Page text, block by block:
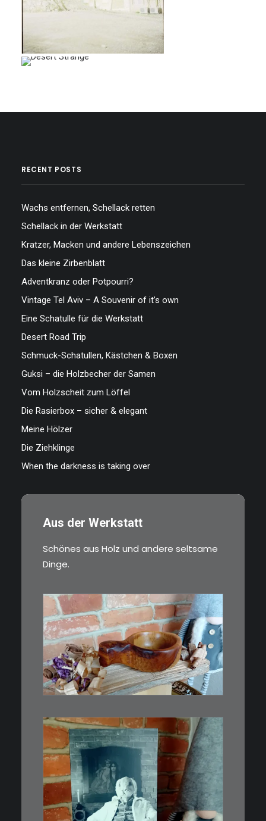
RECENT POSTS
Wachs entfernen, Schellack retten
Schellack in der Werkstatt
Kratzer, Macken und andere Lebenszeichen
Das kleine Zirbenblatt
Adventkranz oder Potpourri?
Vintage Tel Aviv – A Souvenir of it’s own
Eine Schatulle für die Werkstatt
Desert Road Trip
Schmuck-Schatullen, Kästchen & Boxen
Guksi – die Holzbecher der Samen
Vom Holzscheit zum Löffel
Die Rasierbox – sicher & elegant
Meine Hölzer
Die Ziehklinge
When the darkness is taking over
Aus der Werkstatt
Schönes aus Holz und andere seltsame
Dinge.
€15,00
Ein Holzbecher im Wikinger-Stil.
Inspiriert…
3,00
Limitierte Auflage. Original: